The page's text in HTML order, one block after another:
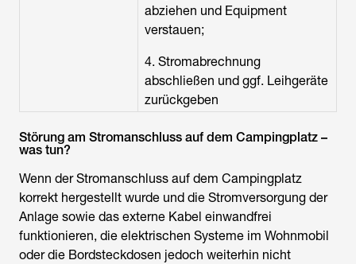
abziehen und Equipment
verstauen;
4. Stromabrechnung
abschließen und ggf. Leihgeräte
zurückgeben
Störung am Stromanschluss auf dem Campingplatz –
was tun?
Wenn der Stromanschluss auf dem Campingplatz
korrekt hergestellt wurde und die Stromversorgung der
Anlage sowie das externe Kabel einwandfrei
funktionieren, die elektrischen Systeme im Wohnmobil
oder die Bordsteckdosen jedoch weiterhin nicht